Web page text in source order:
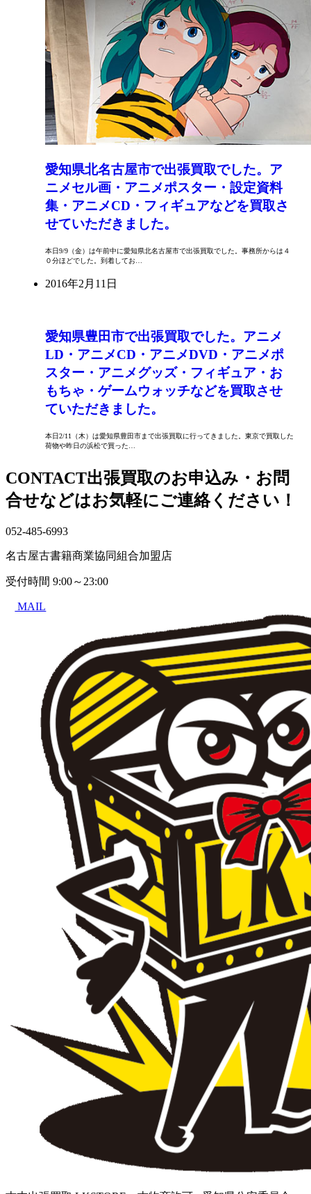
愛知県北名古屋市で出張買取でした。ア
ニメセル画・アニメポスター・設定資料
集・アニメCD・フィギュアなどを買取さ
せていただきました。
本日9/9（金）は午前中に愛知県北名古屋市で出張買取でした。事務所からは４
０分ほどでした。到着してお…
2016年2月11日
愛知県豊田市で出張買取でした。アニメ
LD・アニメCD・アニメDVD・アニメポ
スター・アニメグッズ・フィギュア・お
もちゃ・ゲームウォッチなどを買取させ
ていただきました。
本日2/11（木）は愛知県豊田市まで出張買取に行ってきました。東京で買取した
荷物や昨日の浜松で買った…
CONTACT出張買取のお申込み・お問
合せなどはお気軽にご連絡ください！
052-485-6993
名古屋古書籍商業協同組合加盟店
受付時間 9:00～23:00
MAIL